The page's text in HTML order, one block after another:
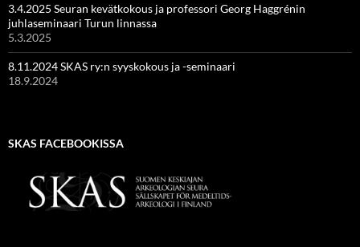
3.4.2025 Seuran kevätkokous ja professori Georg Haggrénin
juhlaseminaari Turun linnassa
5.3.2025
8.11.2024 SKAS ry:n syyskokous ja -seminaari
18.9.2024
SKAS FACEBOOKISSA